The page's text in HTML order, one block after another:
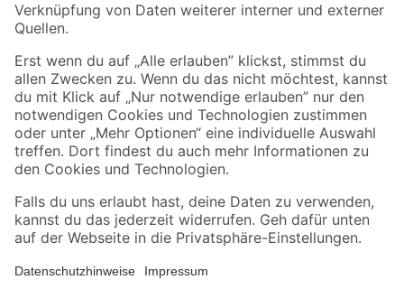
Sicher einkaufen
Jetzt die toom-App herunterladen
Alle Preisangaben in EUR inkl. gesetzl. MwSt.. Die dargestellten Angebote sind unter
Umständen nicht in allen Märkten verfügbar. Die angegebenen Verfügbarkeiten beziehen
Produkte nur solange der Vorrat reicht.
*Paketversand ab 59 € versandkostenfrei, gilt nicht für Artikel mit Speditionsversand, hier